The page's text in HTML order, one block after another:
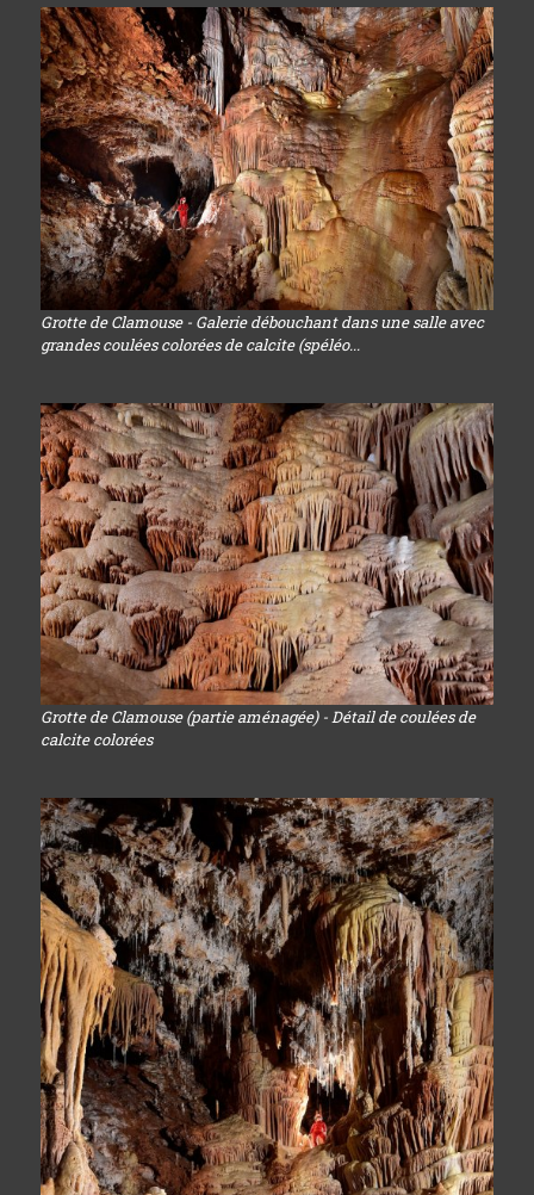
Grotte de Clamouse - Galerie débouchant dans une salle avec
grandes coulées colorées de calcite (spéléo...
Grotte de Clamouse (partie aménagée) - Détail de coulées de
calcite colorées